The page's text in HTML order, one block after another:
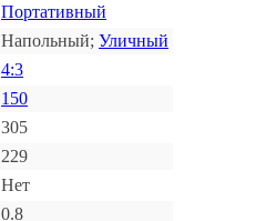
Портативный
Напольный; Уличный
4:3
150
305
229
Нет
0.8